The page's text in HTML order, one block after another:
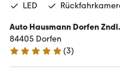
LED
Auto Hausmann Dorfen
84405 Dorfen
5 Sterne
(3)